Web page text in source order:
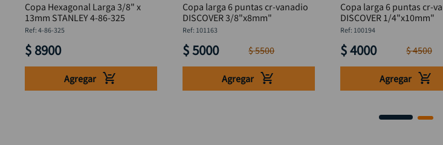
Copa Hexagonal Larga 3/8" x
13mm STANLEY 4-86-325
: 4-86-325
$ 8900
Agregar
Copa larga 6 puntas cr-vanadio
DISCOVER 3/8"x8mm"
: 101163
$5000 $5500
Agregar
Copa larga 6 puntas cr-
DISCOVER 1/4"x10mm"
: 100194
$4000 $4500
Agregar